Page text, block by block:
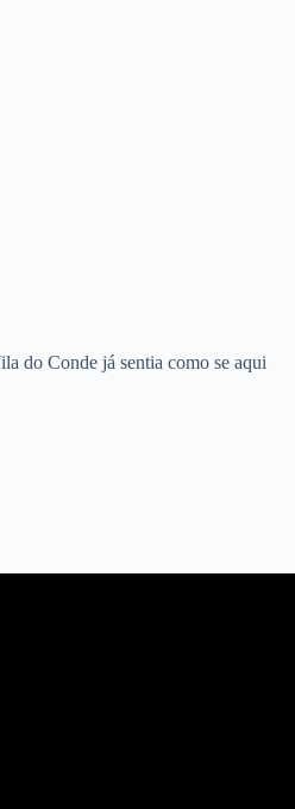
do Conde já sentia como se aqui